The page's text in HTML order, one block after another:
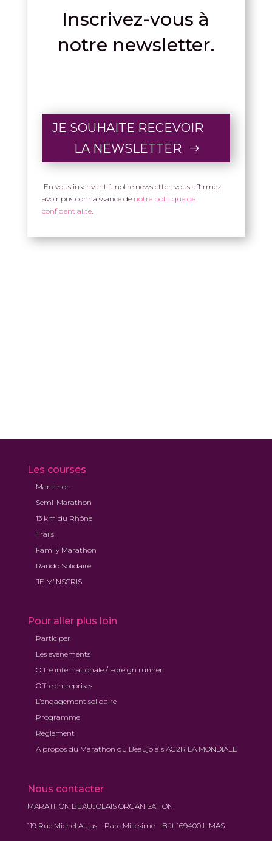
Inscrivez-vous à
notre newsletter.
JE SOUHAITE RECEVOIR
LA NEWSLETTER
En vous inscrivant à notre newsletter, vous affirmez
avoir pris connaissance de notre politique de
confidentialité.
Les courses
Marathon
Semi-Marathon
13 km du Rhône
Trails
Family Marathon
Rando Solidaire
JE M’INSCRIS
Pour aller plus loin
Participer
Les événements
Offre internationale / Foreign runner
Offre entreprises
L’engagement solidaire
Programme
Réglement
A propos du Marathon du Beaujolais AG2R LA MONDIALE
Nous contacter
MARATHON BEAUJOLAIS ORGANISATION
119 Rue Michel Aulas – Parc Millésime – Bât 169400 LIMAS